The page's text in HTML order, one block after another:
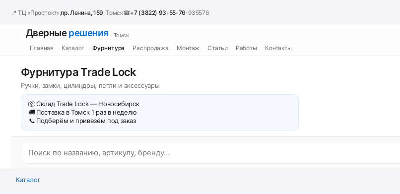
📍 ТЦ «Проспект»,пр. Ленина, 159 , Томск☎+7 (3822) 93-55-76· 935576
Дверныерешения Томск
Главная Каталог Фурнитура Распродажа Монтаж Статьи Работы Контакты
Фурнитура Trade Lock
Ручки, замки, цилиндры, петли и аксессуары
📦Склад Trade Lock — Новосибирск
🚚 Поставка в Томск 1 раз в неделю
📞 Подберём и привезём под заказ
Каталог